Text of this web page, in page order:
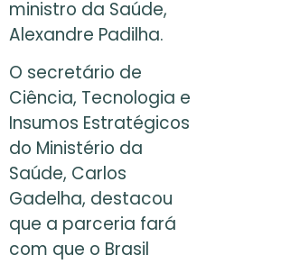
ministro da Saúde,
Alexandre Padilha.
O secretário de
Ciência, Tecnologia e
Insumos Estratégicos
do Ministério da
Saúde, Carlos
Gadelha, destacou
que a parceria fará
com que o Brasil